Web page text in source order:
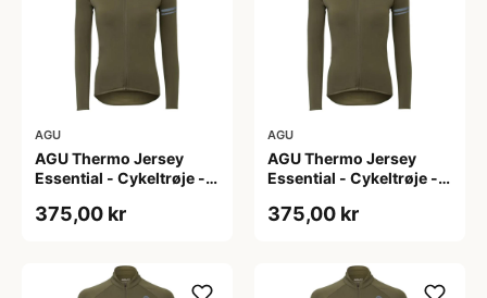
AGU
AGU Thermo Jersey
Essential - Cykeltrøje -
L
375,00 kr
AGU
AGU Thermo Jersey
Essential - Cykeltrøje -
M
375,00 kr